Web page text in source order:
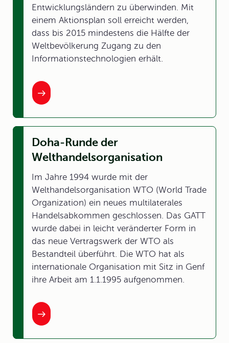
Entwicklungsländern zu überwinden. Mit
einem Aktionsplan soll erreicht werden,
dass bis 2015 mindestens die Hälfte der
Weltbevölkerung Zugang zu den
Informationstechnologien erhält.
Doha-Runde der
Welthandelsorganisation
Im Jahre 1994 wurde mit der
Welthandelsorganisation WTO (World Trade
Organization) ein neues multilaterales
Handelsabkommen geschlossen. Das GATT
wurde dabei in leicht veränderter Form in
das neue Vertragswerk der WTO als
Bestandteil überführt. Die WTO hat als
internationale Organisation mit Sitz in Genf
ihre Arbeit am 1.1.1995 aufgenommen.